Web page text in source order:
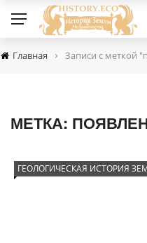
Главная › Записи с меткой
МЕТКА:
ГЕОЛОГИЧЕСКАЯ ИСТОРИЯ